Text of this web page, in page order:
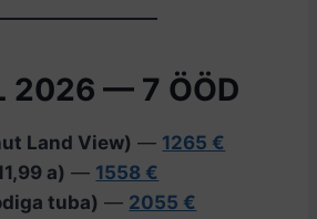
2026 — 7 ÖÖD
Land View) — 1265 €
a) — 1558 €
tuba) — 2055 €